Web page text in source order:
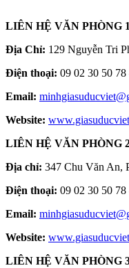
LIÊN HỆ VĂN PHÒNG 1
Địa Chỉ: 129 Nguyễn Tri
Điện thoại: 09 02 30 50
Email:
Website:
LIÊN HỆ VĂN PHÒNG
Địa chỉ: 347 Chu Văn An,
Điện thoại: 09 02 30 50
Email:
Website:
LIÊN HỆ VĂN PHÒNG